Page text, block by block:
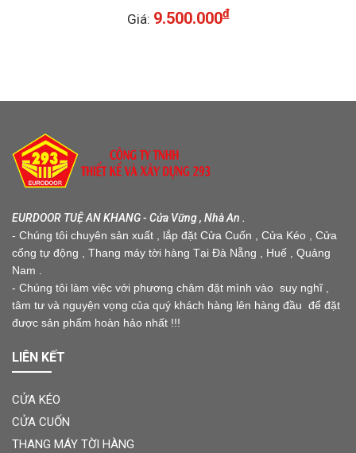
Giá: 9.500.000đ
EURDOOR TUỆ AN KHANG - Cửa Vững , Nhà An .
- Chúng tôi chuyên sản xuất , lắp đặt Cửa Cuốn , Cửa Kéo , Cửa
cổng tự động , Thang máy tời hàng Tại Đà Nẵng , Huế , Quảng
Nam .
- Chúng tôi làm việc với phương châm đặt mình vào suy nghĩ ,
tâm tư và nguyện vọng của quý khách hàng lên hàng đầu để đặt
được sản phẩm hoàn hảo nhất !!!
LIÊN KẾT
CỬA KÉO
CỬA CUỐN
THANG MÁY TỜI HÀNG